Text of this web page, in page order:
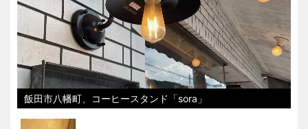
飯田市八幡町、コーヒースタンド「sora」